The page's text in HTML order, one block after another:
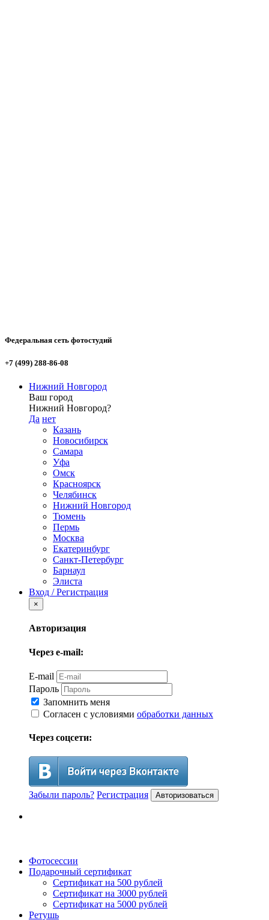
Федеральная сеть фотостудий
+7 (499) 288-86-08
Нижний Новгород
Ваш город
Нижний Новгород?
Да нет
Казань
Новосибирск
Самара
Уфа
Омск
Красноярск
Челябинск
Нижний Новгород
Тюмень
Пермь
Москва
Екатеринбург
Санкт-Петербург
Барнаул
Элиста
Вход / Регистрация
×
Авторизация
Через e-mail:
E-mail
Пароль
Запомнить меня
Согласен с условиями обработки данных
Через соцсети:
Забыли пароль? Регистрация Авторизоваться
Фотосессии
Подарочный сертификат
Сертификат на 500 рублей
Сертификат на 3000 рублей
Сертификат на 5000 рублей
Ретушь